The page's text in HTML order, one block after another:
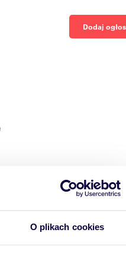
O plikach cookies
Dodaj